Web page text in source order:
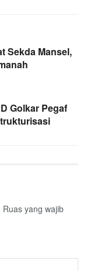
Sekda Mansel,
Golkar Pegaf
Ruas yang wajib